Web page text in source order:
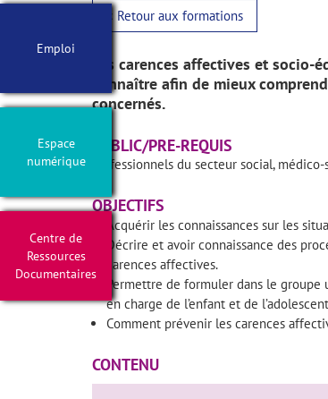
Emploi
Espace
numérique
Centre de
Ressources
Documentaires
< Retour aux formations
Les carences affectives et
connaître afin de mieux
concernés.
PUBLIC/PRE-REQUIS
Professionnels du secteur social,
OBJECTIFS
Acquérir les connaissances sur les
Décrire et avoir connaissance des
carences affectives.
Permettre de formuler dans le
en charge de l’enfant et de
Comment prévenir les carences
CONTENU